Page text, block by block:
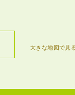
大きな地図で見